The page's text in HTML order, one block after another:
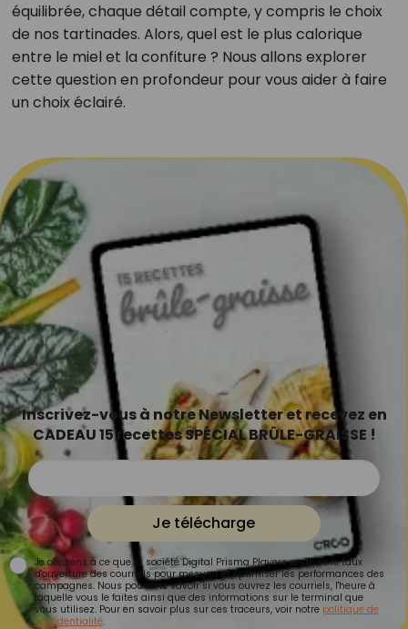
équilibrée, chaque détail compte, y compris le choix
de nos tartinades. Alors, quel est le plus calorique
entre le miel et la confiture ? Nous allons explorer
cette question en profondeur pour vous aider à faire
un choix éclairé.
Inscrivez-vous à notre Newsletter et recevez en
CADEAU 15 recettes SPÉCIAL BRÛLE-GRAISSE !
Je télécharge
Je consens à ce que la société Digital Prisma Players analyse le taux
d'ouverture des courriels pour mesurer et optimiser les performances des
campagnes. Nous pourrons savoir si vous ouvrez les courriels, l'heure à
laquelle vous le faites ainsi que des informations sur le terminal que
vous utilisez. Pour en savoir plus sur ces traceurs, voir notre politique de
confidentialité.